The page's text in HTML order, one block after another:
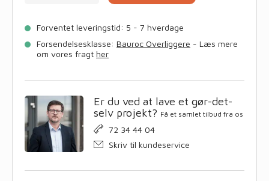
Forventet leveringstid: 5 - 7 hverdage
Forsendelsesklasse: Bauroc Overliggere - Læs mere
om vores fragt her
Er du ved at lave et gør-det-
selv projekt? Få et samlet tilbud fra os
72 34 44 04
Skriv til kundeservice